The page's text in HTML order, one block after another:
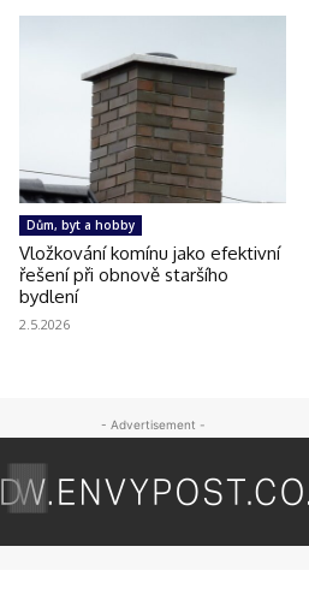
Dům, byt a hobby
Vložkování komínu jako efektivní
řešení při obnově staršího
bydlení
2.5.2026
- Advertisement -